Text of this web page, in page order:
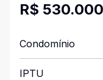
R$
Condomínio
IPTU